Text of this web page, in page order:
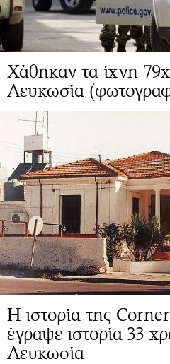
Χάθηκαν τα ίχνη
Λευκωσία
Η ιστορία της
έγραψε ιστορία 33
Λευκωσία